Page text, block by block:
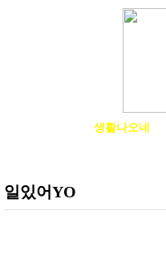
생활나오네
일있어YO